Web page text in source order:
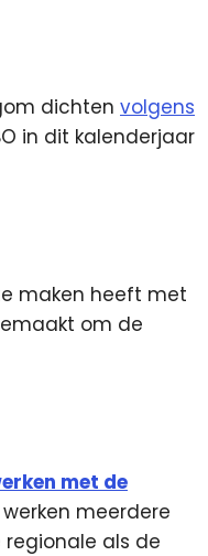
dichten volgens
in dit kalenderjaar
maken heeft met
om de
met de
meerdere
als de